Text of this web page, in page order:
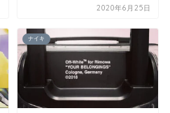
2020年6月25日
ナイキ